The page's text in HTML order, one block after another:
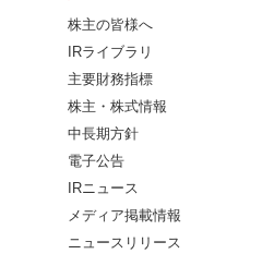
株主の皆様へ
IRライブラリ
主要財務指標
株主・株式情報
中長期方針
電子公告
IRニュース
メディア掲載情報
ニュースリリース